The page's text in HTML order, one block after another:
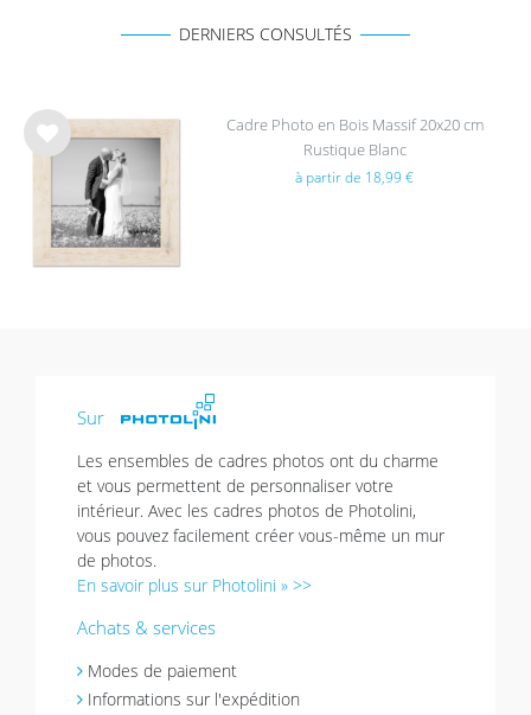
DERNIERS CONSULTÉS
List
e de
hait
Cadre Photo en Bois Massif 20x20 cm
Rustique Blanc
à partir de 18,99 €
Sur
Les ensembles de cadres photos ont du charme
et vous permettent de personnaliser votre
intérieur. Avec les cadres photos de Photolini,
vous pouvez facilement créer vous-même un mur
de photos.
En savoir plus sur Photolini » >>
Achats & services
Modes de paiement
Informations sur l'expédition